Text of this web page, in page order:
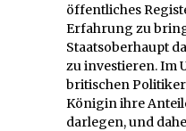
öffentliches
Erfahrung zu
Staatsoberhaupt
zu investieren. Im
britischen
Königin ihre
darlegen, und